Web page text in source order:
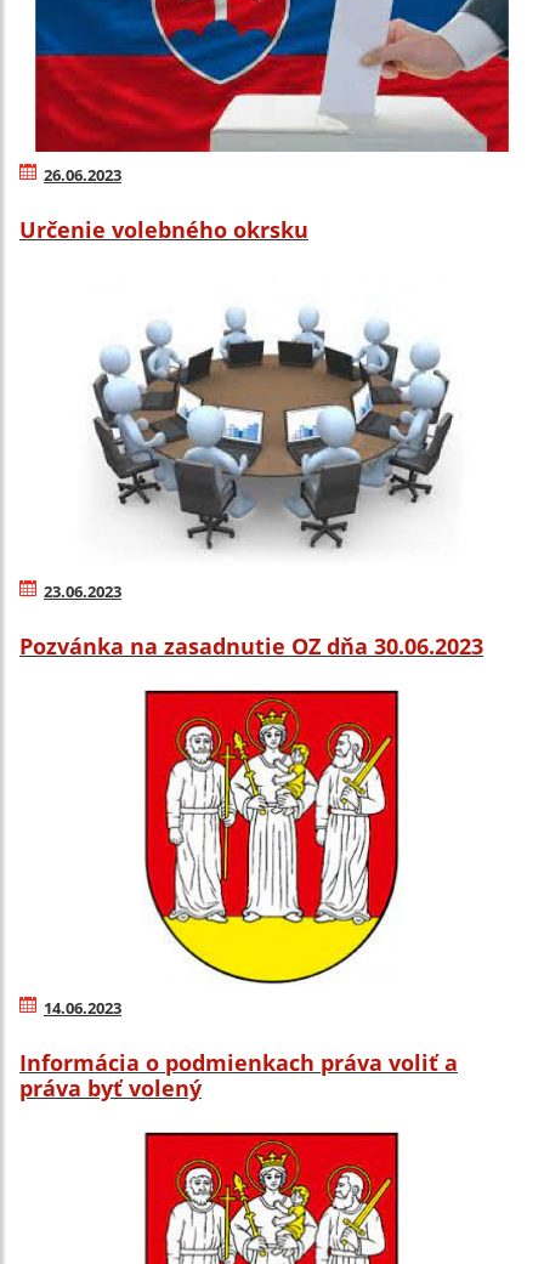
26.06.2023
Určenie volebného okrsku
23.06.2023
Pozvánka na zasadnutie OZ dňa 30.06.2023
14.06.2023
Informácia o podmienkach práva voliť a
práva byť volený